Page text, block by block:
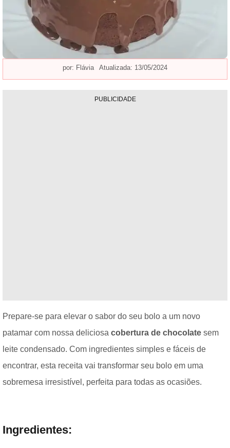
por: Flávia Atualizada: 13/05/2024
PUBLICIDADE
Prepare-se para elevar o sabor do seu bolo a um novo
patamar com nossa deliciosa cobertura de chocolate sem
leite condensado. Com ingredientes simples e fáceis de
encontrar, esta receita vai transformar seu bolo em uma
sobremesa irresistível, perfeita para todas as ocasiões.
Ingredientes: